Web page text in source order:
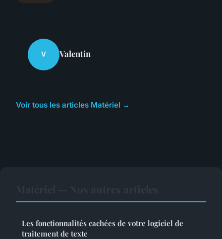
V Valentin
Voir tous les articles Matériel →
Les fonctionnalités cachées de votre logiciel de
traitement de texte